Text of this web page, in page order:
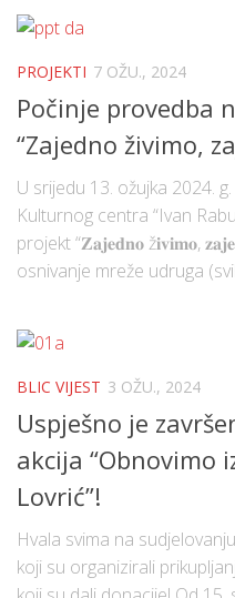
PROJEKTI 7 OŽU., 2024
Počinje provedba
“Zajedno živimo,
U srijedu 13. ožujka 2024.
Kulturnog centra “Ivan
projekt “𝐙𝐚𝐣𝐞𝐝𝐧𝐨 ž𝐢𝐯𝐢𝐦𝐨,
osnivanje mreže udruga
BLIC VIJEST 3 OŽU., 2024
Uspješno je
akcija “Obnovimo
Lovrić”!
Hvala svima na
koji su organizirali